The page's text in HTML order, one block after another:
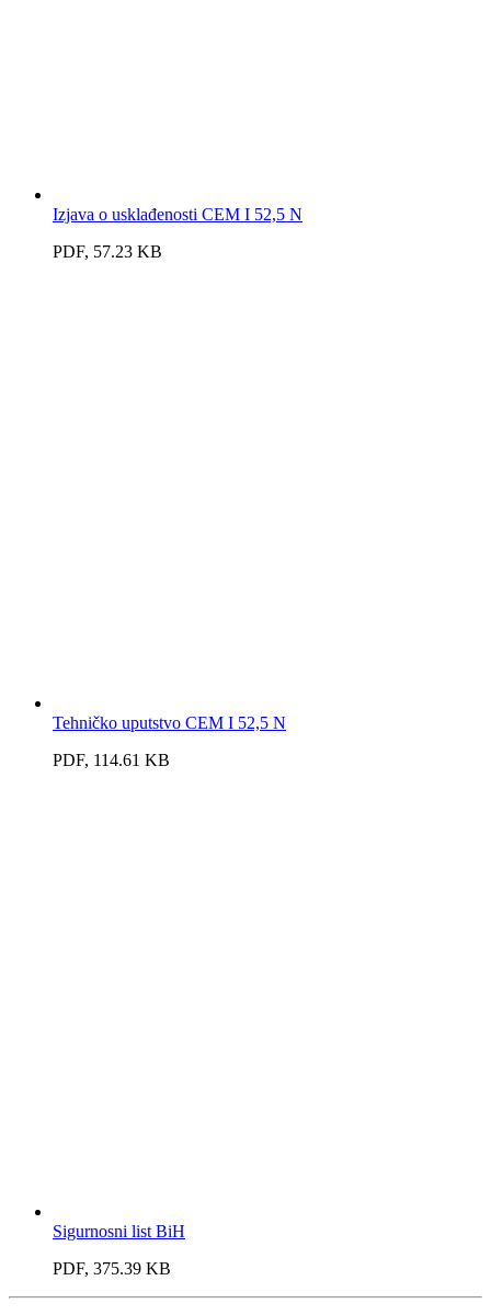
Izjava o usklađenosti CEM I 52,5 N
PDF, 57.23 KB
Tehničko uputstvo CEM I 52,5 N
PDF, 114.61 KB
Sigurnosni list BiH
PDF, 375.39 KB